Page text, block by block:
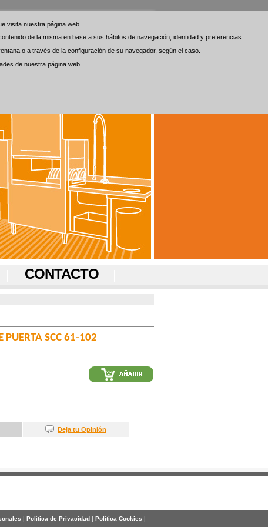
visita nuestra página web.
de la misma en base a sus hábitos de navegación, identidad y preferencias.
o a través de la configuración de su navegador, según el caso.
de nuestra página web.
visita nuestra página web.
de la misma en base a sus hábitos de navegación, identidad y preferencias.
o a través de la configuración de su navegador, según el caso.
de nuestra página web.
CONTACTO
PUERTA SCC 61-102
Deja tu Opinión
| Política de Privacidad| Política Cookies |